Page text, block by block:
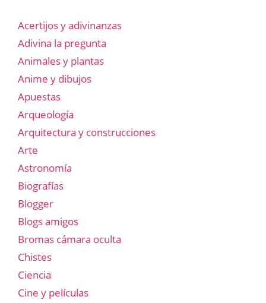
Acertijos y adivinanzas
Adivina la pregunta
Animales y plantas
Anime y dibujos
Apuestas
Arqueología
Arquitectura y construcciones
Arte
Astronomía
Biografías
Blogger
Blogs amigos
Bromas cámara oculta
Chistes
Ciencia
Cine y películas